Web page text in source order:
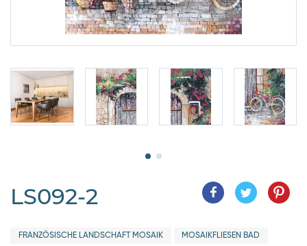
LS092-2
FRANZÖSISCHE LANDSCHAFT MOSAIK MOSAIKFLIESEN BAD